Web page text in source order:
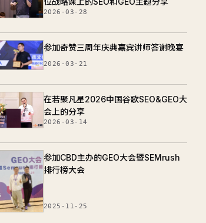
2026-03-28
参加奇赞三周年庆典嘉宾讲师答谢晚宴
2026-03-21
在若聚凡星2026中国谷歌SEO&GEO大
会上的分享
2026-03-14
参加CBD主办的GEO大会暨SEMrush
排行榜大会
2025-11-25